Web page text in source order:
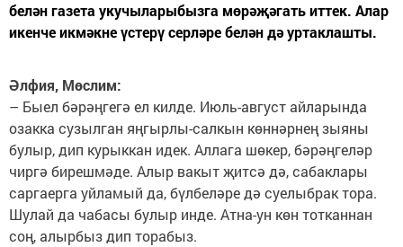
белән газета укучыларыбызга мөрәҗәгать иттек. Алар
икенче икмәкне үстерү серләре белән дә уртаклашты.
Әлфия, Мөслим:
– Быел бәрәңгегә ел килде. Июль-август айларында
озакка сузылган яңгырлы-салкын көннәрнең зыяны
булыр, дип курыккан идек. Аллага шөкер, бәрәңгеләр
чиргә бирешмәде. Алыр вакыт җитсә дә, сабаклары
саргаерга уйламый да, бүлбеләре дә суелыбрак тора.
Шулай да чабасы булыр инде. Атна-ун көн тотканнан
соң, алырбыз дип торабыз.